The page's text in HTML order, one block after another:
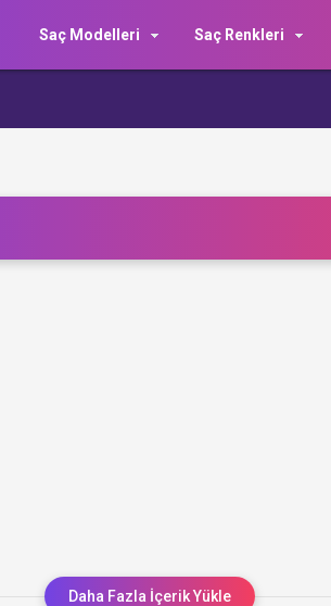
Saç Modelleri Saç Renkleri
Daha Fazla İçerik Yükle